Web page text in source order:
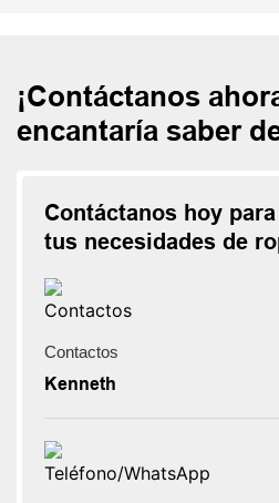
¡Contáctanos
encantaría saber
Contáctanos hoy
tus necesidades de
Contactos
Kenneth